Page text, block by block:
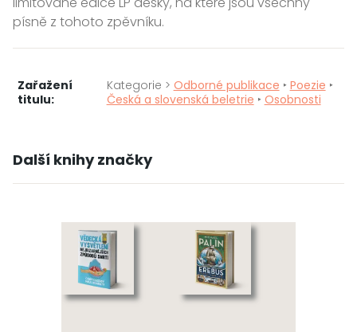
písně z tohoto zpěvníku.
Zařažení
titulu:
Kategorie > Odborné publikace ‣ Poezie ‣
Česká a slovenská beletrie ‣ Osobnosti
Další knihy značky